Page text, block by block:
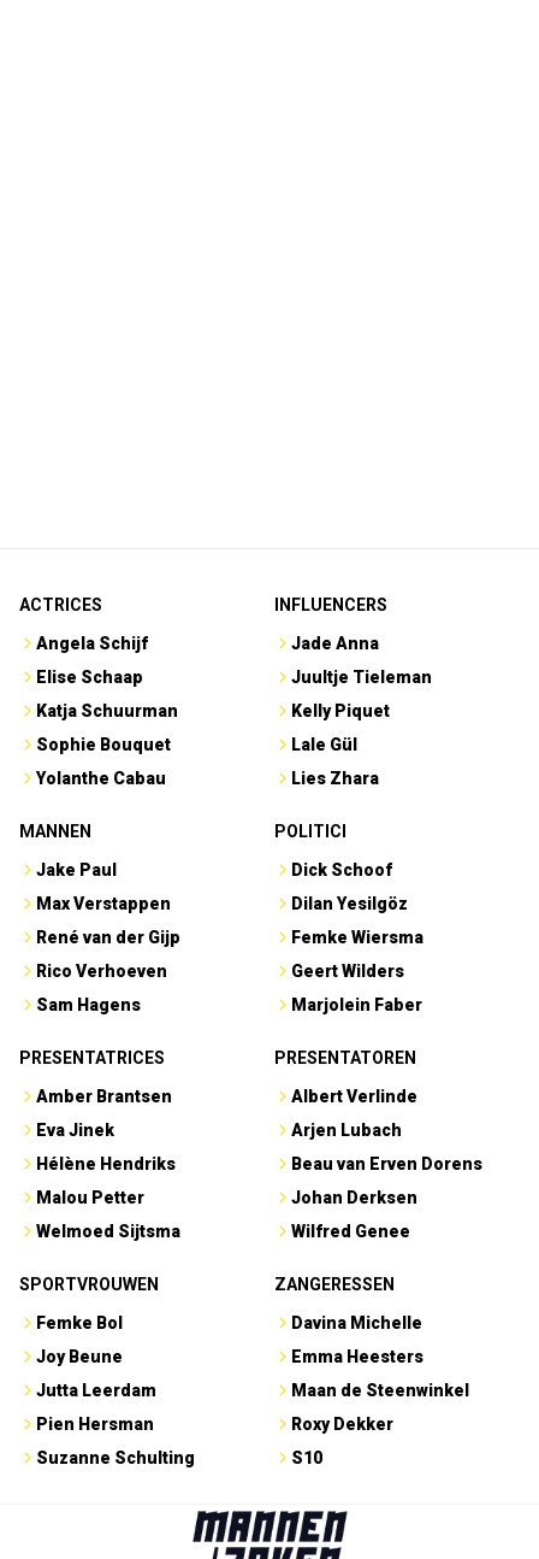
ACTRICES
Angela Schijf
Elise Schaap
Katja Schuurman
Sophie Bouquet
Yolanthe Cabau
INFLUENCERS
Jade Anna
Juultje Tieleman
Kelly Piquet
Lale Gül
Lies Zhara
MANNEN
Jake Paul
Max Verstappen
René van der Gijp
Rico Verhoeven
Sam Hagens
POLITICI
Dick Schoof
Dilan Yesilgöz
Femke Wiersma
Geert Wilders
Marjolein Faber
PRESENTATRICES
Amber Brantsen
Eva Jinek
Hélène Hendriks
Malou Petter
Welmoed Sijtsma
PRESENTATOREN
Albert Verlinde
Arjen Lubach
Beau van Erven Dorens
Johan Derksen
Wilfred Genee
SPORTVROUWEN
Femke Bol
Joy Beune
Jutta Leerdam
Pien Hersman
Suzanne Schulting
ZANGERESSEN
Davina Michelle
Emma Heesters
Maan de Steenwinkel
Roxy Dekker
S10